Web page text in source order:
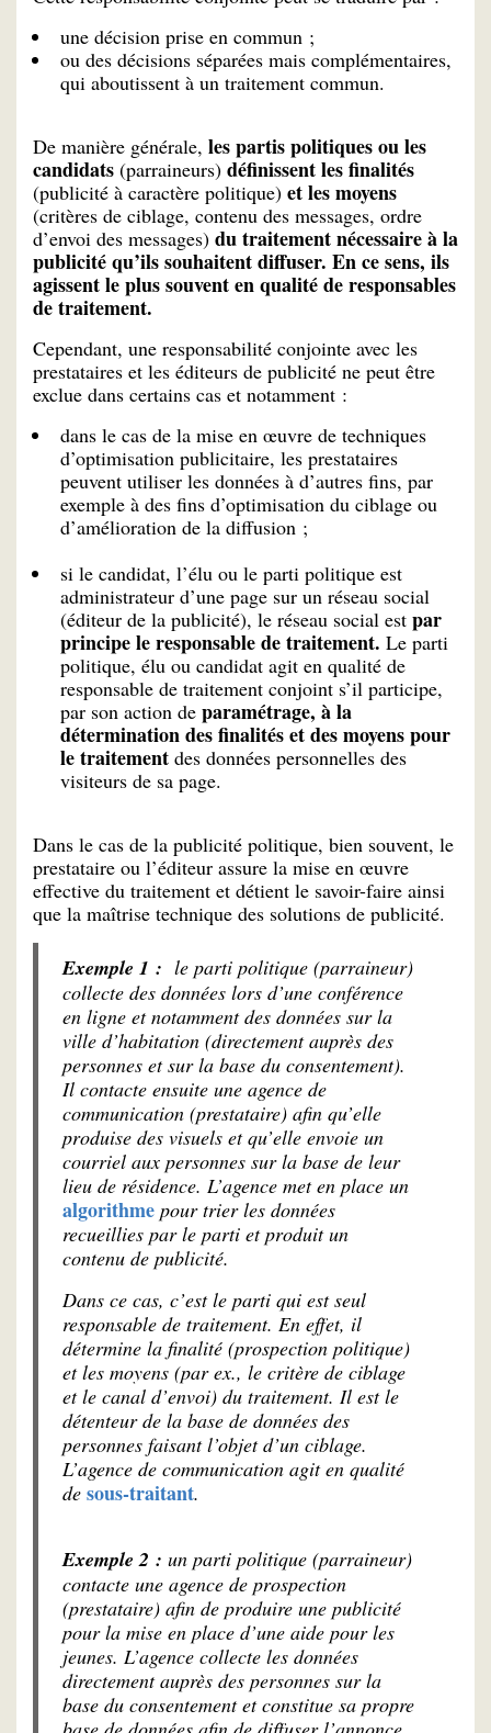
une décision prise en commun ;
ou des décisions séparées mais complémentaires,
qui aboutissent à un traitement commun.
De manière générale, les partis politiques ou les
candidats (parraineurs) définissent les finalités
(publicité à caractère politique) et les moyens
(critères de ciblage, contenu des messages, ordre
d’envoi des messages) du traitement nécessaire à la
publicité qu’ils souhaitent diffuser. En ce sens, ils
agissent le plus souvent en qualité de responsables
de traitement.
Cependant, une responsabilité conjointe avec les
prestataires et les éditeurs de publicité ne peut être
exclue dans certains cas et notamment :
dans le cas de la mise en œuvre de techniques
d’optimisation publicitaire, les prestataires
peuvent utiliser les données à d’autres fins, par
exemple à des fins d’optimisation du ciblage ou
d’amélioration de la diffusion ;
si le candidat, l’élu ou le parti politique est
administrateur d’une page sur un réseau social
(éditeur de la publicité), le réseau social est par
principe le responsable de traitement. Le parti
politique, élu ou candidat agit en qualité de
responsable de traitement conjoint s’il participe,
par son action de paramétrage, à la
détermination des finalités et des moyens pour
le traitement des données personnelles des
visiteurs de sa page.
Dans le cas de la publicité politique, bien souvent, le
prestataire ou l’éditeur assure la mise en œuvre
effective du traitement et détient le savoir-faire ainsi
que la maîtrise technique des solutions de publicité.
Exemple 1 : le parti politique (parraineur)
collecte des données lors d’une conférence
en ligne et notamment des données sur la
ville d’habitation (directement auprès des
personnes et sur la base du consentement).
Il contacte ensuite une agence de
communication (prestataire) afin qu’elle
produise des visuels et qu’elle envoie un
courriel aux personnes sur la base de leur
lieu de résidence. L’agence met en place un
algorithme pour trier les données
recueillies par le parti et produit un
contenu de publicité.
Dans ce cas, c’est le parti qui est seul
responsable de traitement. En effet, il
détermine la finalité (prospection politique)
et les moyens (par ex., le critère de ciblage
et le canal d’envoi) du traitement. Il est le
détenteur de la base de données des
personnes faisant l’objet d’un ciblage.
L’agence de communication agit en qualité
de sous-traitant.
Exemple 2 : un parti politique (parraineur)
contacte une agence de prospection
(prestataire) afin de produire une publicité
pour la mise en place d’une aide pour les
jeunes. L’agence collecte les données
directement auprès des personnes sur la
base du consentement et constitue sa propre